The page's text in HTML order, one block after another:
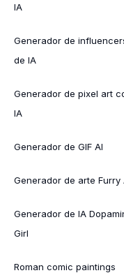
IA
Generador de
de IA
Generador de pixel art
IA
Generador de GIF AI
Generador de arte Furry
Generador de IA
Girl
Roman comic paintings